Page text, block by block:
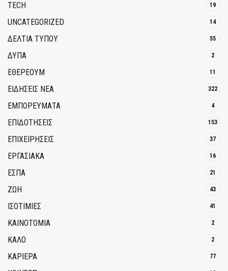
TECH 19
UNCATEGORIZED 14
ΔΕΛΤΙΑ ΤΥΠΟΥ 55
ΔΥΠΑ 2
ΕΘΈΡΕΟΥΜ 11
ΕΙΔΗΣΕΙΣ ΝΕΑ 322
ΕΜΠΟΡΕΥΜΑΤΑ 4
ΕΠΙΔΟΤΗΣΕΙΣ 153
ΕΠΙΧΕΙΡΗΣΕΙΣ 37
ΕΡΓΑΣΙΑΚΑ 16
ΕΣΠΑ 21
ΖΩΗ 43
ΙΣΟΤΙΜΙΕΣ 41
ΚΑΙΝΟΤΟΜΊΑ 2
ΚΑΛΟ 2
ΚΑΡΙΕΡΑ 77